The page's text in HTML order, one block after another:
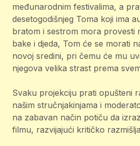
međunarodnim festivalima, a
desetogodišnjeg Toma koji ima
bratom i sestrom mora provesti
bake i djeda, Tom će se morati
novoj sredini, pri čemu će mu
njegova velika strast prema
Svaku projekciju prati opušteni
našim stručnjakinjama i
na zabavan način potiču da
filmu, razvijajući kritičko